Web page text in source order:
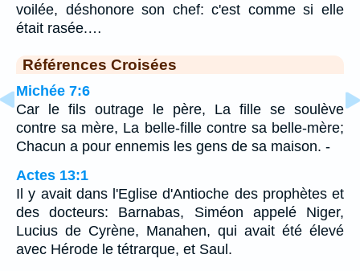
voilée, déshonore son chef: c'est comme si elle
était rasée.…
Références Croisées
Michée 7:6
Car le fils outrage le père, La fille se soulève
contre sa mère, La belle-fille contre sa belle-mère;
Chacun a pour ennemis les gens de sa maison. -
Actes 13:1
Il y avait dans l'Eglise d'Antioche des prophètes et
des docteurs: Barnabas, Siméon appelé Niger,
Lucius de Cyrène, Manahen, qui avait été élevé
avec Hérode le tétrarque, et Saul.